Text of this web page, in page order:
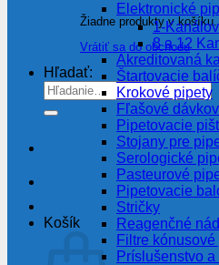
Žiadne produkty v košíku.
Vrátiť sa do obchodu
Hľadať:
Košík
Elektronické
1-
8 a 12
Akreditovaná
Štartovacie
Krokové pipety
Fľašové
Pipetovacie
Stojany pre
Serologické
Pasteurové
Pipetovacie
Stričky
Reagenčné
Filtre
Príslušenstvo